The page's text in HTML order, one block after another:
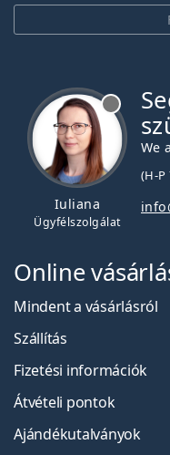
Iuliana
Ügyfélszolgálat
We
(H-P
Online
Mindent a vásárlásról
Szállítás
Fizetési információk
Átvételi pontok
Ajándékutalványok